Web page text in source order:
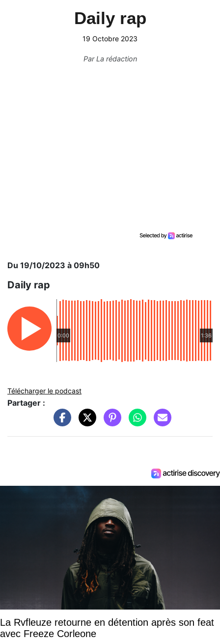
Daily rap
19 Octobre 2023
ParLa rédaction
Du 19/10/2023 à 09h50
Daily rap
0:00 1:36
Télécharger le podcast
Partager :
La Rvfleuze retourne en détention après son feat
avec Freeze Corleone